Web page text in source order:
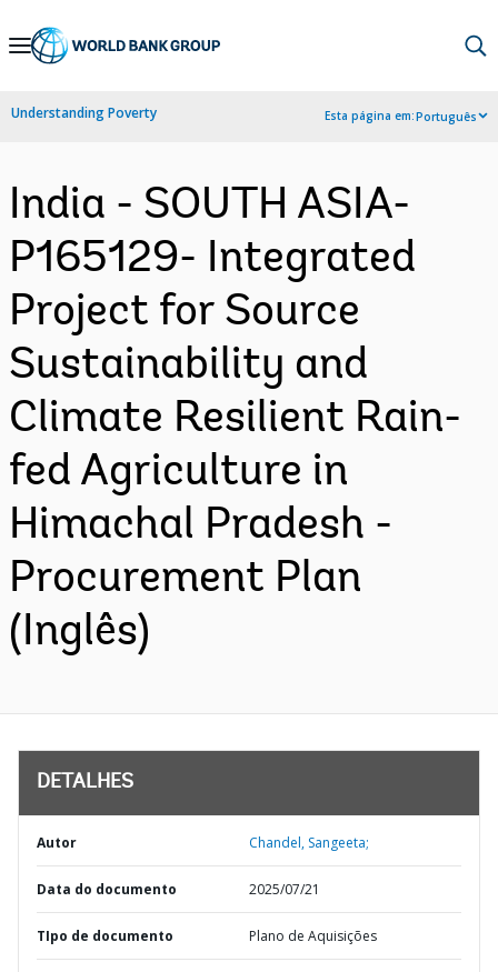
Skip
Navigation
Understanding Poverty Esta página em:Português
India - SOUTH ASIA-
P165129- Integrated
Project for Source
Sustainability and
Climate Resilient Rain-
fed Agriculture in
Himachal Pradesh -
Procurement Plan
(Inglês)
DETALHES
Autor Chandel, Sangeeta;
Data do documento 2025/07/21
TIpo de documento Plano de Aquisições